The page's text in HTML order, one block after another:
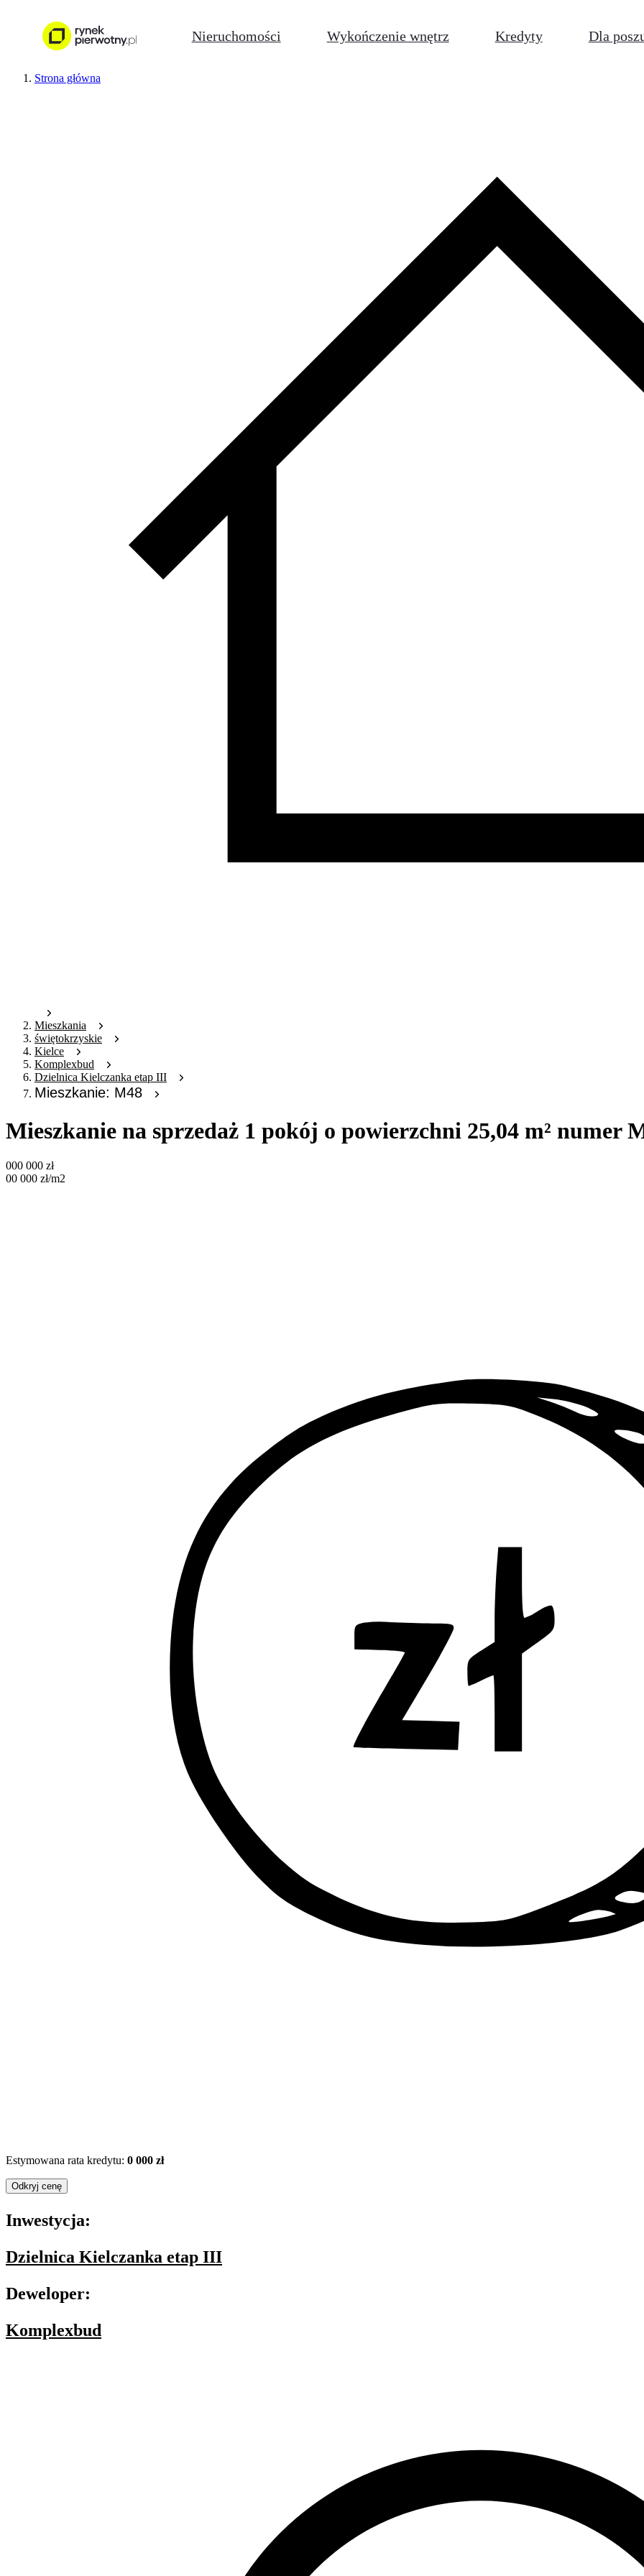
Nieruchomości Wykończenie wnętrz Kredyty Dla
Strona główna
Mieszkania
świętokrzyskie
Kielce
Komplexbud
Dzielnica Kielczanka etap III
Mieszkanie: M48
Mieszkanie na sprzedaż 1 pokój o powierzchni 25,04 m² numer
000 000 zł
00 000 zł/m2
Estymowana rata kredytu: 0 000 zł
Odkryj cenę
Inwestycja:
Dzielnica Kielczanka etap III
Deweloper:
Komplexbud